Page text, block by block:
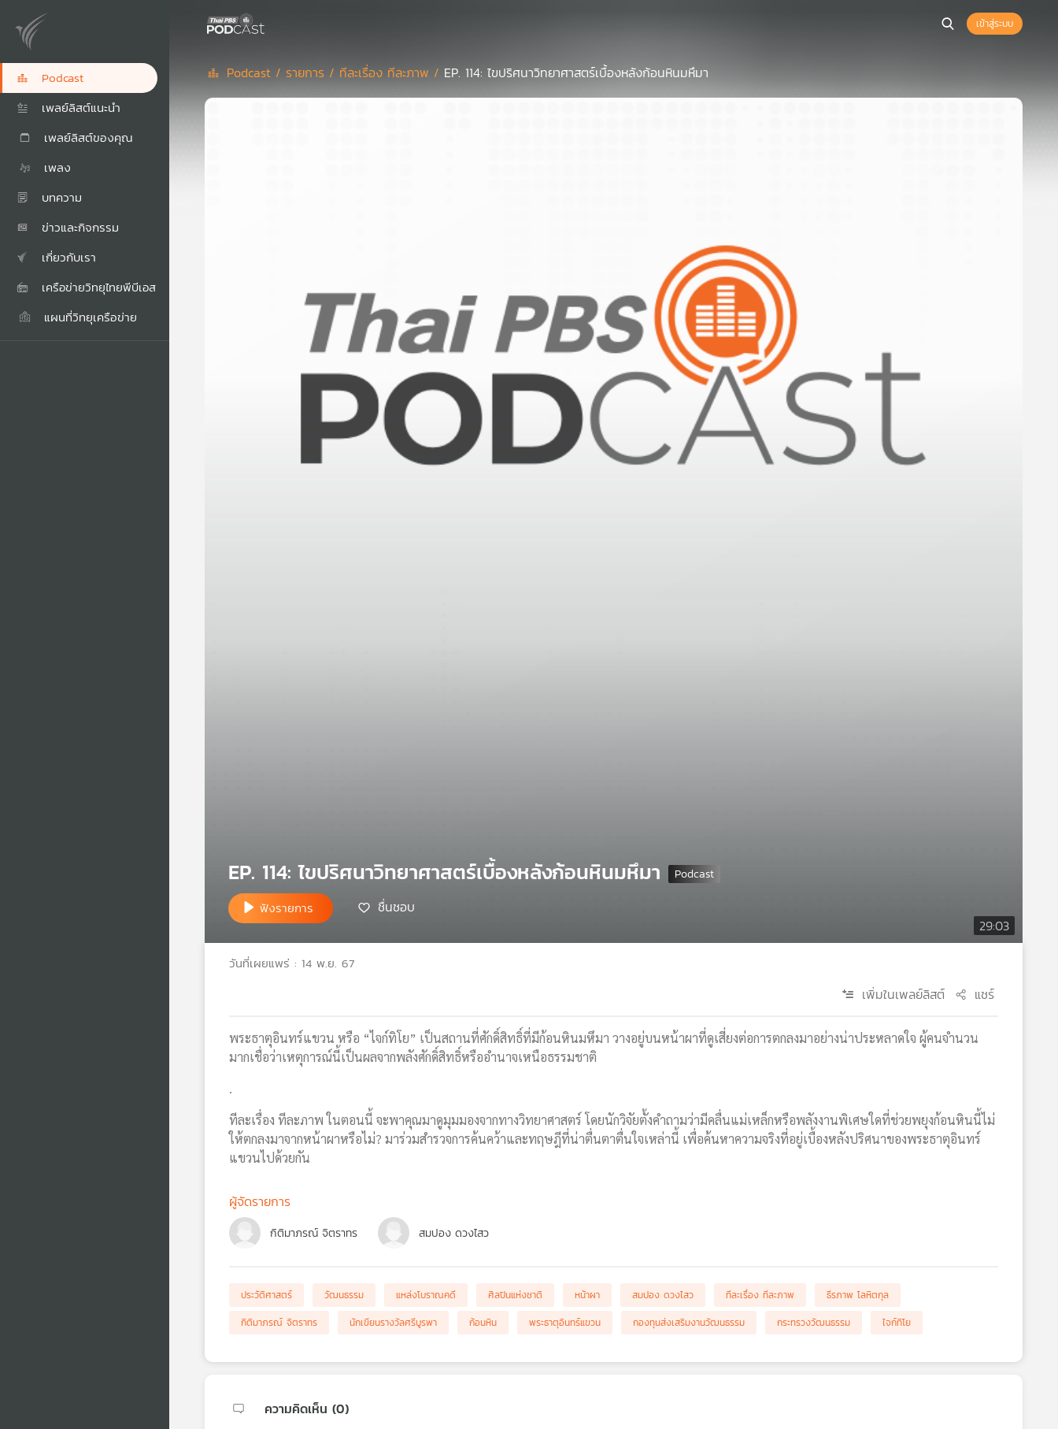
Podcast
เพลย์ลิสต์แนะนำ
เพลย์ลิสต์ของคุณ
เพลง
บทความ
ข่าวและกิจกรรม
เกี่ยวกับเรา
เครือข่ายวิทยุไทยพีบีเอส
แผนที่วิทยุเครือข่าย
เข้าสู่ระบบ
Podcast / รายการ / ทีละเรื่อง ทีละภาพ / EP. 114: ไขปริศนาวิทยาศาสตร์เบื้องหลังก้อนหินมหึมา
29:03
EP. 114: ไขปริศนาวิทยาศาสตร์เบื้องหลังก้อนหินมหึมา
ฟังรายการ ชื่นชอบ
วันที่เผยแพร่ : 14 พ.ย. 67
เพิ่มในเพลย์ลิสต์ แชร์
พระธาตุอินทร์แขวน หรือ “ไจก์ทิโย” เป็นสถานที่ศักดิ์สิทธิ์ที่มีก้อนหินมหึมา วางอยู่บนหน้าผาที่ดูเสี่ยงต่อการตกลงมาอย่างน่าประหลาดใจ ผู้คนจำนวน
มากเชื่อว่าเหตุการณ์นี้เป็นผลจากพลังศักดิ์สิทธิ์หรืออำนาจเหนือธรรมชาติ
.
ทีละเรื่อง ทีละภาพ ในตอนนี้ จะพาคุณมาดูมุมมองจากทางวิทยาศาสตร์ โดยนักวิจัยตั้งคำถามว่ามีคลื่นแม่เหล็กหรือพลังงานพิเศษใดที่ช่วยพยุงก้อนหินนี้ไม่
ให้ตกลงมาจากหน้าผาหรือไม่? มาร่วมสำรวจการค้นคว้าและทฤษฎีที่น่าตื่นตาตื่นใจเหล่านี้ เพื่อค้นหาความจริงที่อยู่เบื้องหลังปริศนาของพระธาตุอินทร์
แขวนไปด้วยกัน
ผู้จัดรายการ
กิติมาภรณ์ จิตราทร สมปอง ดวงไสว
ประวัติศาสตร์ วัฒนธรรม แหล่งโบราณคดี ศิลปินแห่งชาติ หน้าผา สมปอง ดวงไสว ทีละเรื่อง ทีละภาพ
ธีรภาพ โลหิตกุล
กิติมาภรณ์ จิตราทร
นักเขียนรางวัลศรีบูรพา ก้อนหิน พระธาตุอินทร์แขวน กองทุนส่งเสริมงานวัฒนธรรม กระทรวงวัฒนธรรม ไจก์ทิโย
ความคิดเห็น (0)